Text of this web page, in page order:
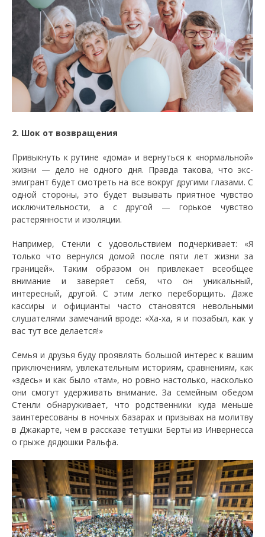
2. Шок от возвращения
Привыкнуть к рутине «дома» и вернуться к «нормальной»
жизни — дело не одного дня. Правда такова, что экс-
эмигрант будет смотреть на все вокруг другими глазами. С
одной стороны, это будет вызывать приятное чувство
исключительности, а с другой — горькое чувство
растерянности и изоляции.
Например, Стенли с удовольствием подчеркивает: «Я
только что вернулся домой после пяти лет жизни за
границей». Таким образом он привлекает всеобщее
внимание и заверяет себя, что он уникальный,
интересный, другой. С этим легко переборщить. Даже
кассиры и официанты часто становятся невольными
слушателями замечаний вроде: «Ха-ха, я и позабыл, как у
вас тут все делается!»
Семья и друзья буду проявлять большой интерес к вашим
приключениям, увлекательным историям, сравнениям, как
«здесь» и как было «там», но ровно настолько, насколько
они смогут удерживать внимание. За семейным обедом
Стенли обнаруживает, что родственники куда меньше
заинтересованы в ночных базарах и призывах на молитву
в Джакарте, чем в рассказе тетушки Берты из Инвернесса
о грыже дядюшки Ральфа.